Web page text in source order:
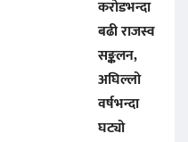
करोडभन्दा
बढी राजस्व
सङ्कलन,
अघिल्लो
वर्षभन्दा
घट्यो